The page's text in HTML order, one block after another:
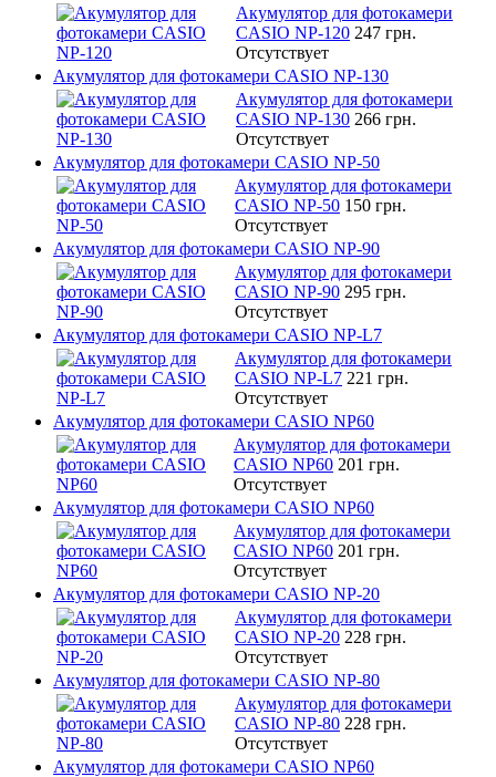
Акумулятор для фотокамери
CASIO NP-120 247 грн.
Отсутствует
Акумулятор для фотокамери CASIO NP-130
Акумулятор для фотокамери
CASIO NP-130 266 грн.
Отсутствует
Акумулятор для фотокамери CASIO NP-50
Акумулятор для фотокамери
CASIO NP-50 150 грн.
Отсутствует
Акумулятор для фотокамери CASIO NP-90
Акумулятор для фотокамери
CASIO NP-90 295 грн.
Отсутствует
Акумулятор для фотокамери CASIO NP-L7
Акумулятор для фотокамери
CASIO NP-L7 221 грн.
Отсутствует
Акумулятор для фотокамери CASIO NP60
Акумулятор для фотокамери
CASIO NP60 201 грн.
Отсутствует
Акумулятор для фотокамери CASIO NP60
Акумулятор для фотокамери
CASIO NP60 201 грн.
Отсутствует
Акумулятор для фотокамери CASIO NP-20
Акумулятор для фотокамери
CASIO NP-20 228 грн.
Отсутствует
Акумулятор для фотокамери CASIO NP-80
Акумулятор для фотокамери
CASIO NP-80 228 грн.
Отсутствует
Акумулятор для фотокамери CASIO NP60